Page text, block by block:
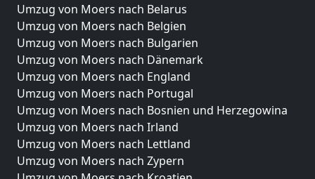
Umzug von Moers nach Belarus
Umzug von Moers nach Belgien
Umzug von Moers nach Bulgarien
Umzug von Moers nach Dänemark
Umzug von Moers nach England
Umzug von Moers nach Portugal
Umzug von Moers nach Bosnien und Herzegowina
Umzug von Moers nach Irland
Umzug von Moers nach Lettland
Umzug von Moers nach Zypern